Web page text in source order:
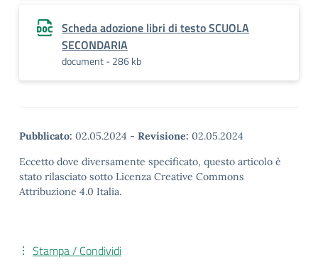
Scheda adozione libri di testo SCUOLA
SECONDARIA
document - 286 kb
Pubblicato: 02.05.2024 - Revisione: 02.05.2024
Eccetto dove diversamente specificato, questo articolo è
stato rilasciato sotto Licenza Creative Commons
Attribuzione 4.0 Italia.
Stampa / Condividi